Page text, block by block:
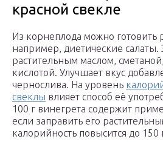
красной свекле
Из корнеплода можно готовить
например, диетические салаты.
растительным маслом,
кислотой. Улучшает вкус
чернослива. На уровень
свеклы влияет способ её
100 г винегрета содержит
если заправить его
калорийность повысится до 150